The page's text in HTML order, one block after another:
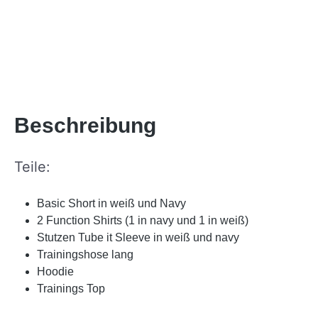
Beschreibung
Teile:
Basic Short in weiß und Navy
2 Function Shirts (1 in navy und 1 in weiß)
Stutzen Tube it Sleeve in weiß und navy
Trainingshose lang
Hoodie
Trainings Top